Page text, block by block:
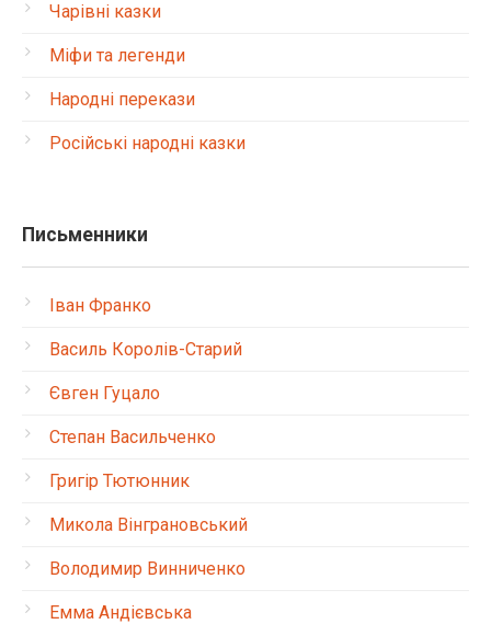
Чарівні казки
Міфи та легенди
Народні перекази
Російські народні казки
Письменники
Іван Франко
Василь Королів-Старий
Євген Гуцало
Степан Васильченко
Григір Тютюнник
Микола Вінграновський
Володимир Винниченко
Емма Андієвська